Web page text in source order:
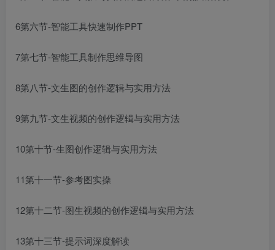
6第六节-智能工具快速制作PPT
7第七节-智能工具制作思维导图
8第八节-文生图的创作逻辑与实用方法
9第九节-文生视频的创作逻辑与实用方法
10第十节-生图创作逻辑与实用方法
11第十一节-参考图实操
12第十二节-图生视频的创作逻辑与实用方法
13第十三节-提示词深度解读